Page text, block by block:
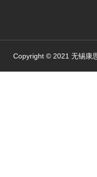
Copyright © 2021 无锡康